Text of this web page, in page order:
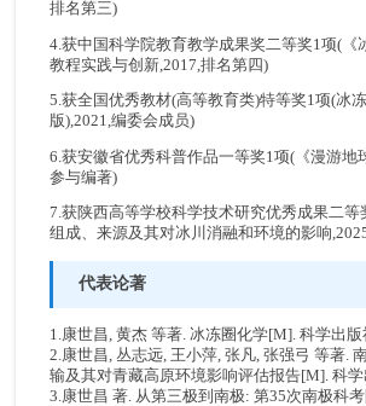
排名第三)
4.获中国科学院教育教学成果奖二等奖1项(《
教程实践与创新,2017,排名第四)
5.获全国优秀教材(高等教育类)特等奖1项(冰
版),2021,编委会成员)
6.获安徽省优秀科普作品一等奖1项(《漫游地
参与编著)
7.获陕西高等学校科学技术研究优秀成果二等
组成、来源及其对冰川消融和环境的影响
代表论著
1.康世昌, 黄杰 等著. 冰冻圈化学[M]. 科学出版
2.康世昌, 丛志远, 王小萍, 张凡, 张强弓 等著.
输及其对青藏高原环境影响评估报告[M]. 科学
3.康世昌 著. 从第三极到南极: 第35次南极科